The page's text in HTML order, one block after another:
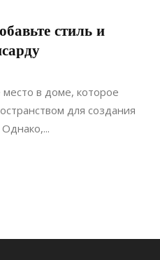
стиль и
в доме, которое
для создания